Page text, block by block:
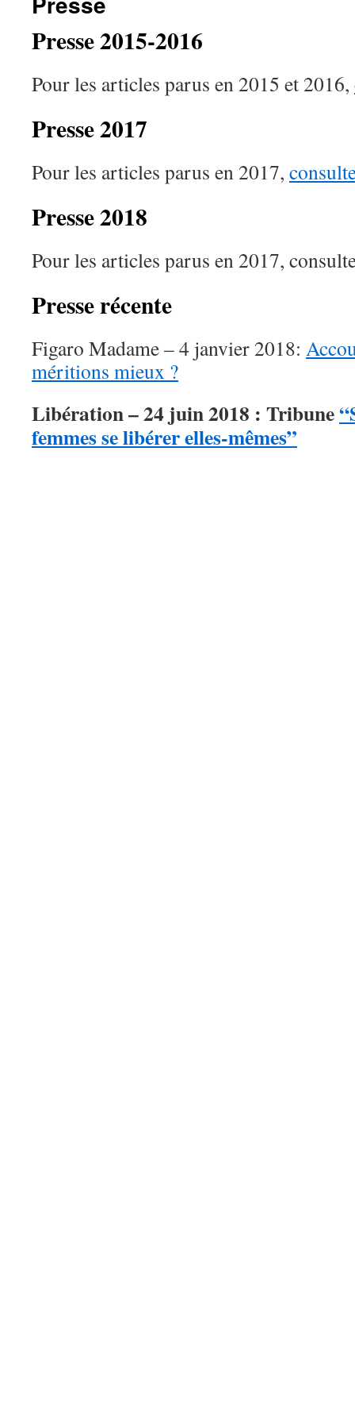
Presse 2015-2016
Pour les articles parus en 2015 et 2016,
Presse 2017
Pour les articles parus en 2017,
Presse 2018
Pour les articles parus en 2017,
Presse récente
Figaro Madame – 4 janvier 2018:
méritions mieux ?
Libération – 24 juin 2018 : Tribune
femmes se libérer elles-mêmes”